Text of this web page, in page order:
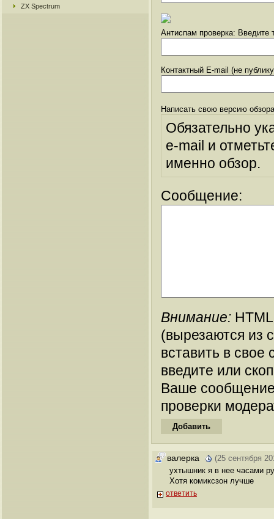
ZX Spectrum
Антиспам проверка: Введите
Контактный E-mail (не
Написать свою версию
Обязательно
e-mail и
именно обзор.
Сообщение:
Внимание:
(вырезаются из
вставить в
введите или
Ваше
проверки
валерка
(25 сентября
ухтышник я в нее часами
Хотя комиксзон лучше
ответить